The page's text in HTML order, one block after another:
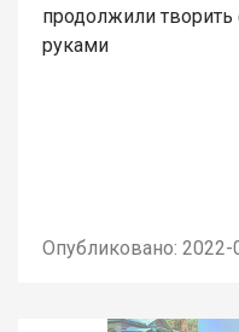
продолжили
руками
Опубликовано: 2022-